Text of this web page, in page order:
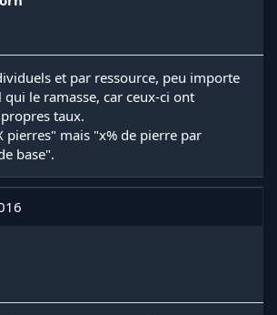
et par ressource, peu importe
le ramasse, car ceux-ci ont
taux.
pierres" mais "x% de pierre par
base".